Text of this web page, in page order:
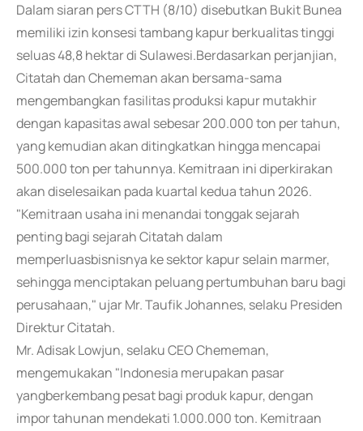
Dalam siaran pers CTTH (8/10) disebutkan Bukit Bunea
memiliki izin konsesi tambang kapur berkualitas tinggi
seluas 48,8 hektar di Sulawesi.Berdasarkan perjanjian,
Citatah dan Chememan akan bersama-sama
mengembangkan fasilitas produksi kapur mutakhir
dengan kapasitas awal sebesar 200.000 ton per tahun,
yang kemudian akan ditingkatkan hingga mencapai
500.000 ton per tahunnya. Kemitraan ini diperkirakan
akan diselesaikan pada kuartal kedua tahun 2026.
"Kemitraan usaha ini menandai tonggak sejarah
penting bagi sejarah Citatah dalam
memperluasbisnisnya ke sektor kapur selain marmer,
sehingga menciptakan peluang pertumbuhan baru bagi
perusahaan," ujar Mr. Taufik Johannes, selaku Presiden
Direktur Citatah.
Mr. Adisak Lowjun, selaku CEO Chememan,
mengemukakan "Indonesia merupakan pasar
yangberkembang pesat bagi produk kapur, dengan
impor tahunan mendekati 1.000.000 ton. Kemitraan